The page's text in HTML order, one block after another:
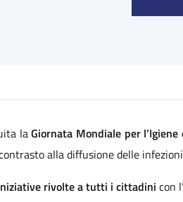
laGiornata Mondiale per
alla diffusione delle
rivolte a tutti i cittadini con